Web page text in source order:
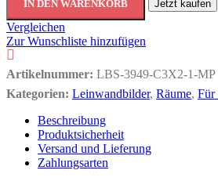
IN DEN WARENKORB Jetzt kaufen
Vergleichen
Zur Wunschliste hinzufügen
Artikelnummer: LBS-3949-C3X2-1-MP
Kategorien: Leinwandbilder, Räume, Für
Beschreibung
Produktsicherheit
Versand und Lieferung
Zahlungsarten